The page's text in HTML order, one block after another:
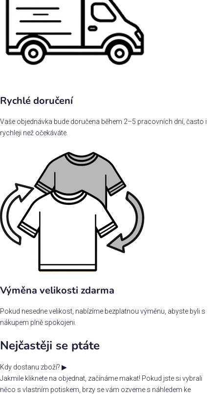
Rychlé doručení
Vaše objednávka bude doručena během 2–5 pracovních dní, často i
rychleji než očekáváte.
Výměna velikosti zdarma
Pokud nesedne velikost, nabízíme bezplatnou výměnu, abyste byli s
nákupem plně spokojeni.
Nejčastěji se ptáte
Kdy dostanu zboží? ▶
Jakmile kliknete na objednat, začínáme makat! Pokud jste si vybrali
něco s vlastním potiskem, brzy se vám ozveme s náhledem ke